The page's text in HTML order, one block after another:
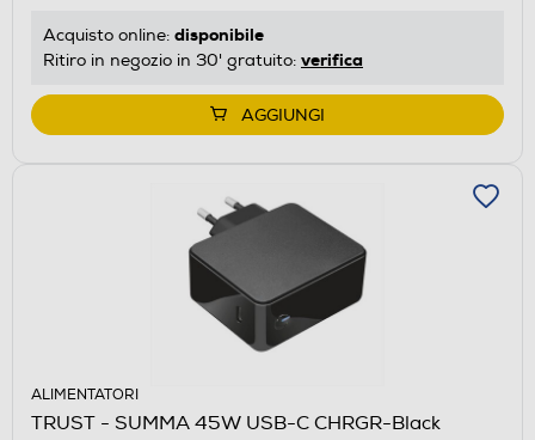
Acquisto online: disponibile
Ritiro in negozio in 30' gratuito: verifica
AGGIUNGI
ALIMENTATORI
TRUST - SUMMA 45W USB-C CHRGR-Black